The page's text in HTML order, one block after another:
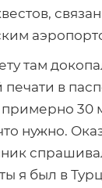
там
печати в
30
нужно.
я был в